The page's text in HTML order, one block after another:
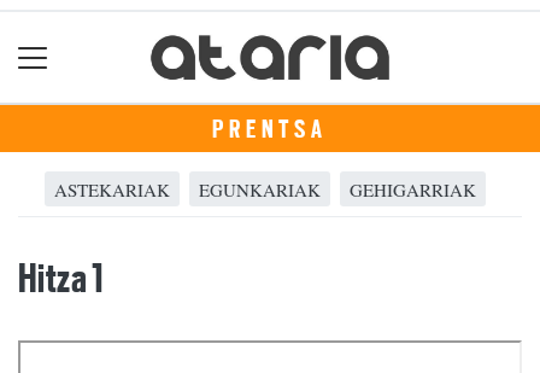
PRENTSA
ASTEKARIAK EGUNKARIAK GEHIGARRIAK
Hitza 1